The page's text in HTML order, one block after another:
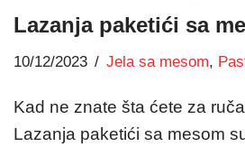
Lazanja paketići sa
10/12/2023 Jela sa mesom,
Kad ne znate šta ćete za
Lazanja paketići sa mesom